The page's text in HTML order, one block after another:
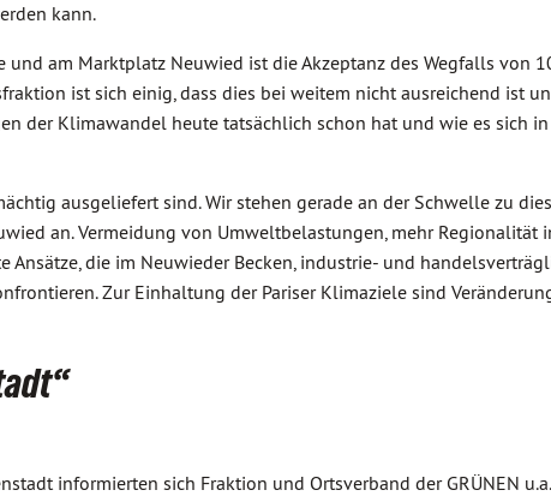
kann.
am Marktplatz Neuwied ist die Akzeptanz des Wegfalls von
ist sich einig, dass dies bei weitem nicht ausreichend ist
der Klimawandel heute tatsächlich schon hat und wie es sich
ausgeliefert sind. Wir stehen gerade an der Schwelle zu
an. Vermeidung von Umweltbelastungen, mehr Regionalität
die im Neuwieder Becken, industrie- und
Zur Einhaltung der Pariser Klimaziele sind
informierten sich Fraktion und Ortsverband der GRÜNEN